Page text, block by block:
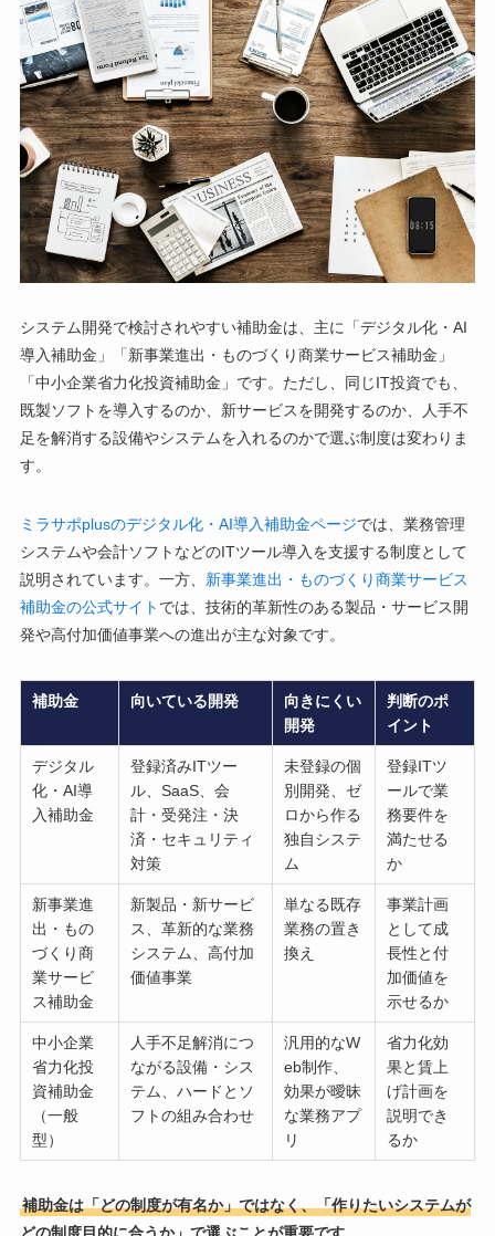
システム開発で検討されやすい補助金は、主に「デジタル化・AI
導入補助金」「新事業進出・ものづくり商業サービス補助金」
「中小企業省力化投資補助金」です。ただし、同じIT投資でも、
既製ソフトを導入するのか、新サービスを開発するのか、人手不
足を解消する設備やシステムを入れるのかで選ぶ制度は変わりま
す。
ミラサポplusのデジタル化・AI導入補助金ページでは、業務管理
システムや会計ソフトなどのITツール導入を支援する制度として
説明されています。一方、 新事業進出・ものづくり商業サービス
補助金の公式サイト では、技術的革新性のある製品・サービス開
発や高付加価値事業への進出が主な対象です。
補助金 向いている開発
向きにくい
開発
判断のポ
イント
デジタル
化・AI導
入補助金
登録済みITツー
ル、SaaS、会
計・受発注・決
済・セキュリティ
対策
未登録の個
別開発、ゼ
ロから作る
独自システ
ム
登録ITツ
ールで業
務要件を
満たせる
か
新事業進
出・もの
づくり商
業サービ
ス補助金
新製品・新サービ
ス、革新的な業務
システム、高付加
価値事業
単なる既存
業務の置き
換え
事業計画
として成
長性と付
加価値を
示せるか
中小企業
省力化投
資補助金
（一般
型）
人手不足解消につ
ながる設備・シス
テム、ハードとソ
フトの組み合わせ
汎用的なW
eb制作、
効果が曖昧
な業務アプ
リ
省力化効
果と賃上
げ計画を
説明でき
るか
補助金は「どの制度が有名か」ではなく、「作りたいシステムが